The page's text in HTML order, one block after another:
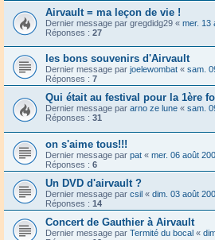
Airvault = ma leçon de vie !
Dernier message par gregdidg29 « mer. 13
Réponses : 27
les bons souvenirs d'Airvault
Dernier message par joelewombat « sam.
Réponses : 7
Qui était au festival pour la 1ère
Dernier message par arno ze lune « sam.
Réponses : 31
on s'aime tous!!!
Dernier message par pat « mer. 06 août
Réponses : 6
Un DVD d'airvault ?
Dernier message par csil « dim. 03 août
Réponses : 14
Concert de Gauthier à Airvault
Dernier message par Termité du bocal «